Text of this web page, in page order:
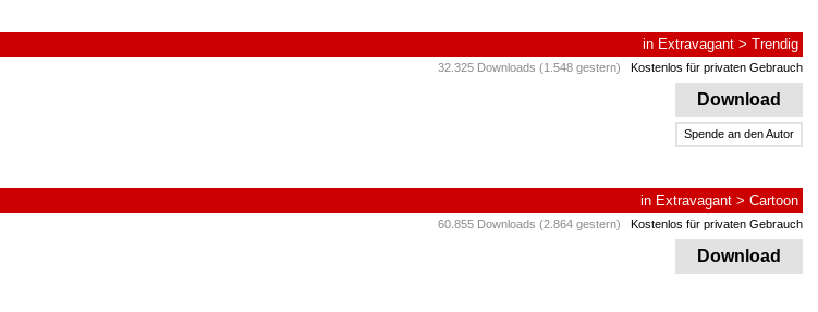
in Extravagant > Trendig
32.325 Downloads (1.548 gestern) Kostenlos für privaten Gebrauch
Download
Spende an den Autor
in Extravagant > Cartoon
60.855 Downloads (2.864 gestern) Kostenlos für privaten Gebrauch
Download